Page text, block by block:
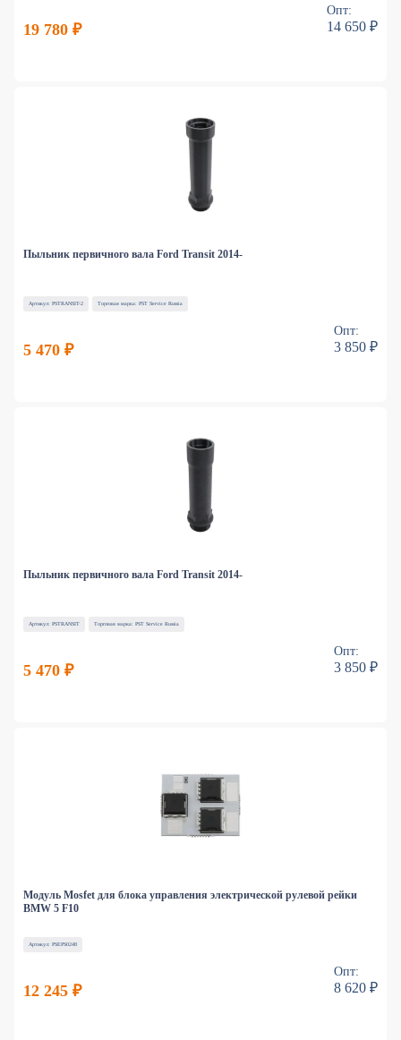
19 780 ₽
Опт:
14 650 ₽
Пыльник первичного вала Ford Transit 2014-
Артикул: PSTRANSIT-2 Торговая марка: PST Service Russia
5 470 ₽
Опт:
3 850 ₽
Пыльник первичного вала Ford Transit 2014-
Артикул: PSTRANSIT Торговая марка: PST Service Russia
5 470 ₽
Опт:
3 850 ₽
Модуль Mosfet для блока управления электрической рулевой рейки
BMW 5 F10
Артикул: PSEPS0248
12 245 ₽
Опт:
8 620 ₽